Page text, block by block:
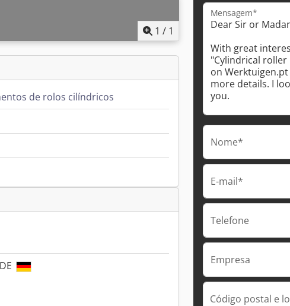
1 / 1
de rolos cilíndricos
Mensagem*
Nome*
E-mail*
Telefone
Empresa
Código postal e